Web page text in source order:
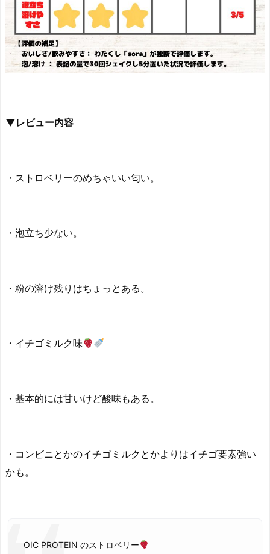
▼レビュー内容
・ストロベリーのめちゃいい匂い。
・泡立ち少ない。
・粉の溶け残りはちょっとある。
・イチゴミルク味
・基本的には甘いけど酸味もある。
・コンビニとかのイチゴミルクとかよりはイチゴ要素強い
かも。
OIC PROTEIN のストロベリー